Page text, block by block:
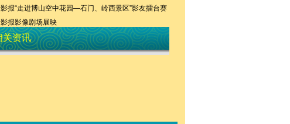
报“走进博山空中花园—石门、岭西景区”影友擂台赛
报影像剧场展映
人：翁伟15315207687
关资讯